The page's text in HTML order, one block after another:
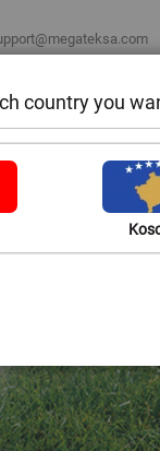
country you